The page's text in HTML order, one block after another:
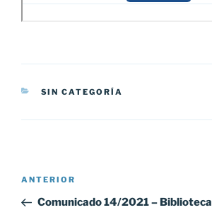
CATEGORÍAS
SIN CATEGORÍA
Navegación
entradas
Entrada
anterior:
ANTERIOR
Comunicado 14/2021 – Biblioteca